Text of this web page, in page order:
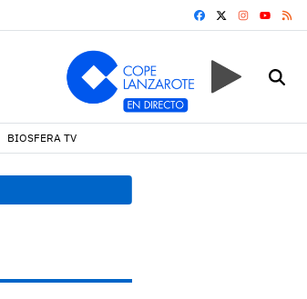
FACEBOOK
YOUTUBE
BIOSFERA TV
del rally de Lanzarote